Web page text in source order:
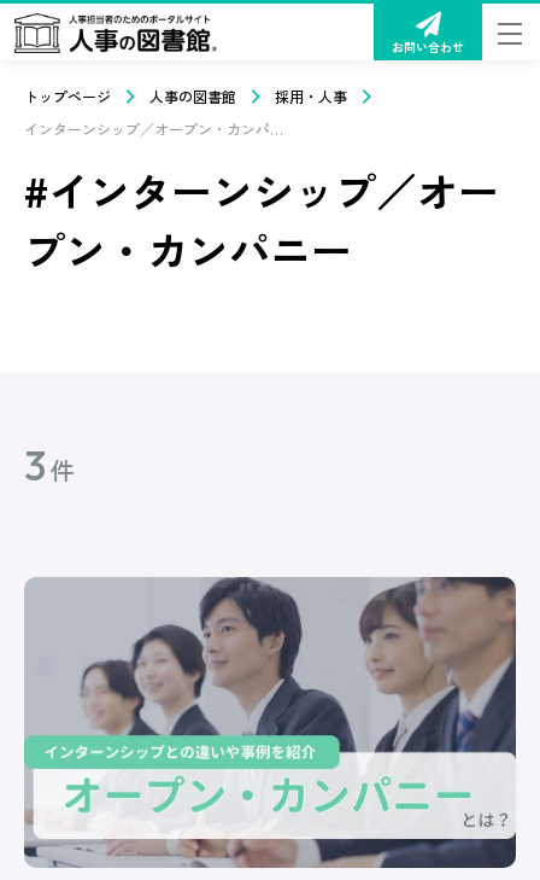
お問い合わせ
トップページ 人事の図書館
採用・人事
インターンシップ／オープン・カンパニー
#インターンシップ／オー
プン・カンパニー
3件